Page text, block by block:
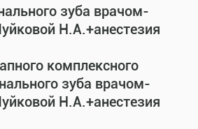
зуба врачом-
Н.А.+анестезия
комплексного
зуба врачом-
Н.А.+анестезия